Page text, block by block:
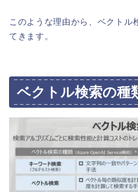
このような理由から、ベクトル
てきます。
ベクトル検索の種